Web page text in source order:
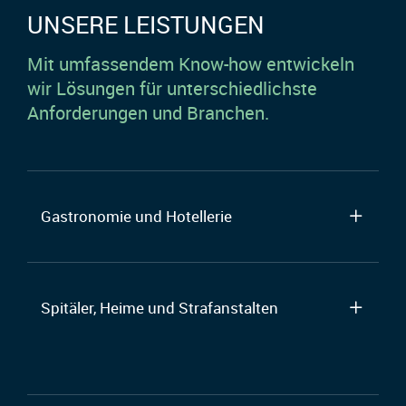
UNSERE LEISTUNGEN
Mit umfassendem Know-how entwickeln
wir Lösungen für unterschiedlichste
Anforderungen und Branchen.
Gastronomie und Hotellerie
Spitäler, Heime und Strafanstalten